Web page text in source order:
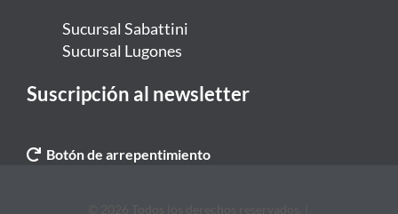
Sucursal Sabattini
Sucursal Lugones
Suscripción al newsletter
Botón de arrepentimiento